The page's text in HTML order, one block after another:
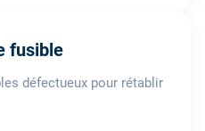
fusible
défectueux pour rétablir